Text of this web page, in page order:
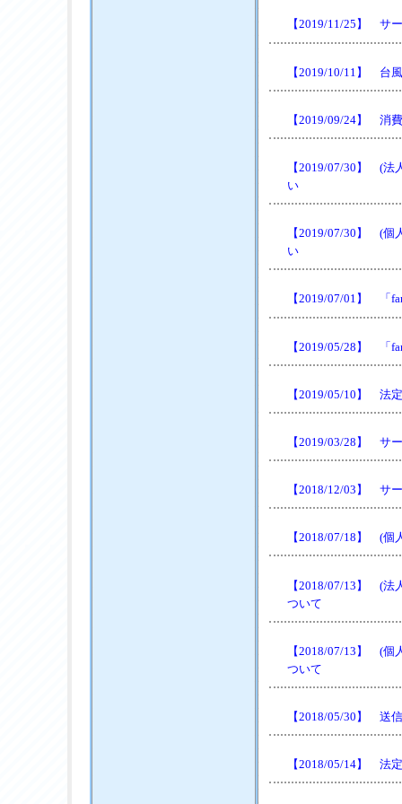
【2019/11/25】 サ
【2019/10/11】 台
【2019/09/24】 消
【2019/07/30】 (法
い
【2019/07/30】 (個
い
【2019/07/01】 「
【2019/05/28】 「
【2019/05/10】 法
【2019/03/28】 サ
【2018/12/03】 サ
【2018/07/18】 (個
【2018/07/13】 (法
ついて
【2018/07/13】 (個
ついて
【2018/05/30】 送
【2018/05/14】 法